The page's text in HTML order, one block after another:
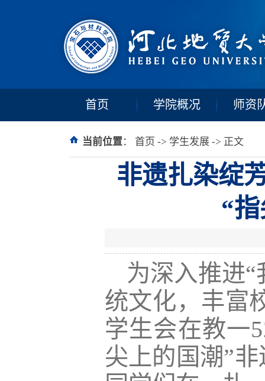
首页 学院概况 师资
当前位置： 首页 -> 学生发展-> 正文
非遗扎染绽
“
为深入推进
统文化，丰富
学生会在教一
尖上的国潮”